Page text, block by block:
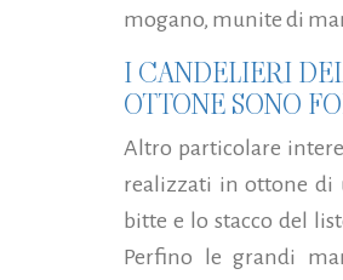
mogano, munite di
I CANDELIERI
OTTONE SONO
Altro particolare
realizzati in ottone
bitte e lo stacco del
Perfino le grandi